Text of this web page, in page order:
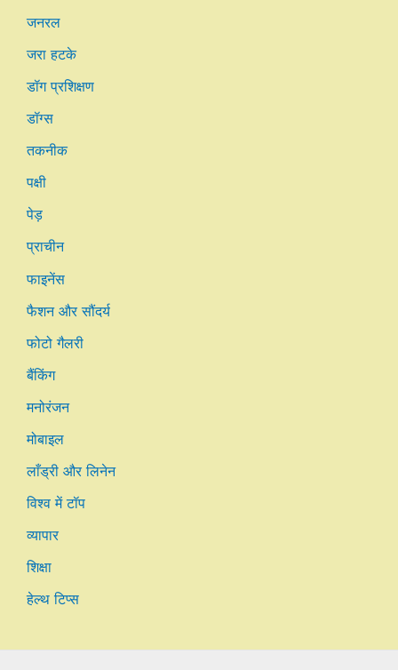
जनरल
जरा हटके
डॉग प्रशिक्षण
डॉग्स
तकनीक
पक्षी
पेड़
प्राचीन
फाइनेंस
फैशन और सौंदर्य
फोटो गैलरी
बैंकिंग
मनोरंजन
मोबाइल
लाँड्री और लिनेन
विश्व में टॉप
व्यापार
शिक्षा
हेल्थ टिप्स